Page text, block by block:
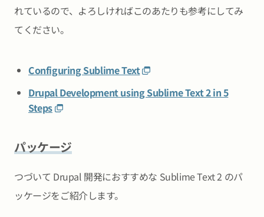
れているので、よろしければこのあたりも参考にしてみ
てください。
Configuring Sublime Text
Drupal Development using Sublime Text 2 in 5
Steps
パッケージ
つづいて Drupal 開発におすすめな Sublime Text 2 のパ
ッケージをご紹介します。